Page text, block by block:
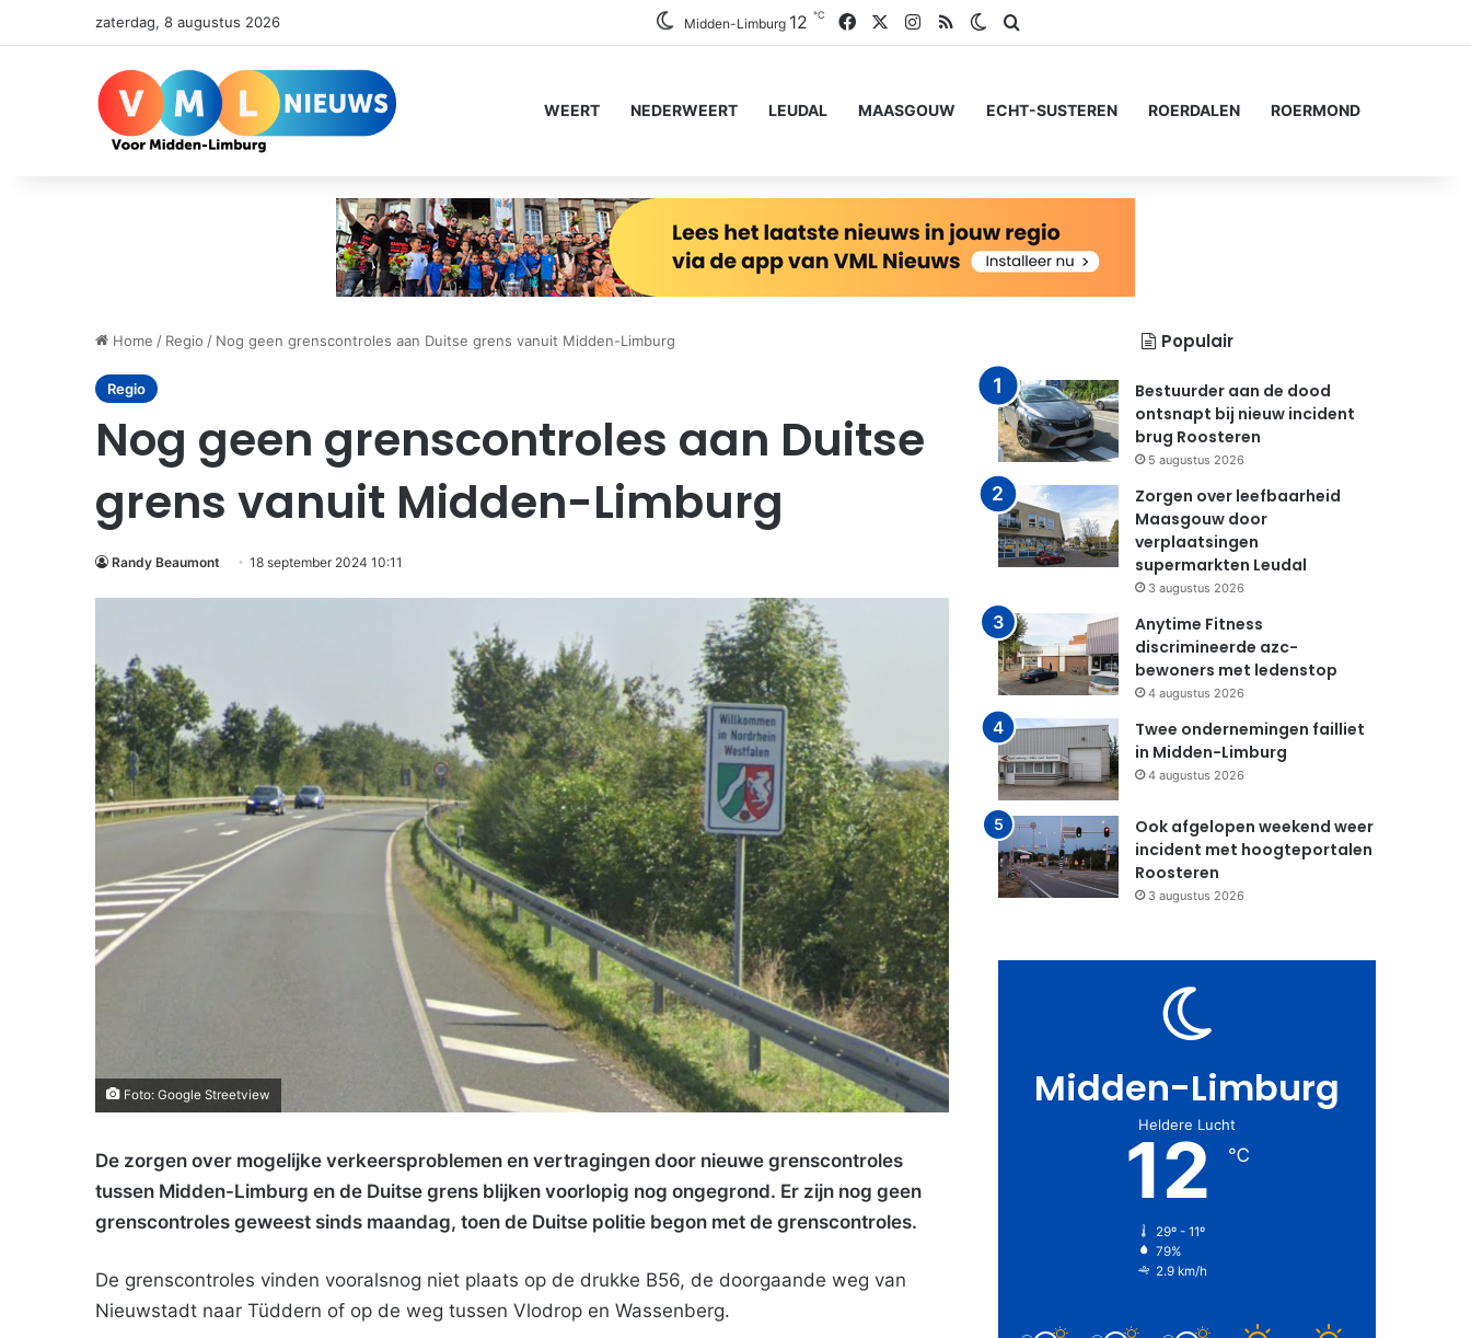
zaterdag, 8 augustus 2026 Midden-Limburg 12 ℃ FacebookInstagram
RSS Switch skin
WEERT NEDERWEERT LEUDAL MAASGOUW ECHT-SUSTEREN ROERDALEN ROERMOND
Home / Regio / Nog geen grenscontroles aan Duitse grens vanuit Midden-Limburg
Regio
Nog geen grenscontroles aan Duitse
grens vanuit Midden-Limburg
Randy Beaumont 18 september 2024 10:11
Foto: Google Streetview
De zorgen over mogelijke verkeersproblemen en vertragingen door nieuwe grenscontroles
tussen Midden-Limburg en de Duitse grens blijken voorlopig nog ongegrond. Er zijn nog geen
grenscontroles geweest sinds maandag, toen de Duitse politie begon met de grenscontroles.
De grenscontroles vinden vooralsnog niet plaats op de drukke B56, de doorgaande weg van
Nieuwstadt naar Tüddern of op de weg tussen Vlodrop en Wassenberg.
Populair
Bestuurder aan de dood
ontsnapt bij nieuw incident
brug Roosteren
5 augustus 2026
Zorgen over leefbaarheid
Maasgouw door
verplaatsingen
supermarkten Leudal
3 augustus 2026
Anytime Fitness
discrimineerde azc-
bewoners met ledenstop
4 augustus 2026
Twee ondernemingen failliet
in Midden-Limburg
4 augustus 2026
Ook afgelopen weekend weer
incident met hoogteportalen
Roosteren
3 augustus 2026
Midden-Limburg
Heldere Lucht
12 ℃
29º - 11º
79%
2.9 km/h